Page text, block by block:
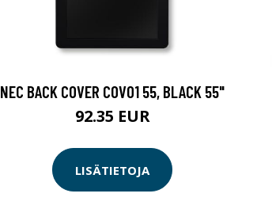
NEC BACK COVER COV01 55, BLACK 55"
92.35 EUR
LISÄTIETOJA